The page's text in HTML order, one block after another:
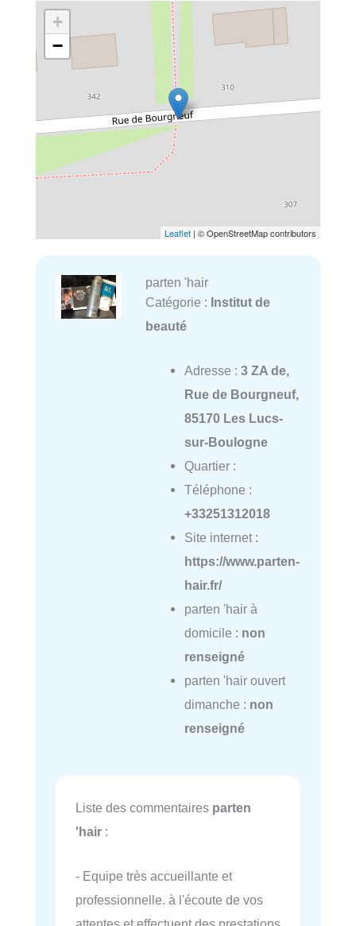
+
−
Leaflet | © OpenStreetMap contributors
parten 'hair
Catégorie : Institut de
beauté
Adresse : 3 ZA de,
Rue de Bourgneuf,
85170 Les Lucs-
sur-Boulogne
Quartier :
Téléphone :
+33251312018
Site internet :
https://www.parten-
hair.fr/
parten 'hair à
domicile : non
renseigné
parten 'hair ouvert
dimanche : non
renseigné
Liste des commentaires parten
'hair :
- Equipe très accueillante et
professionnelle. à l'écoute de vos